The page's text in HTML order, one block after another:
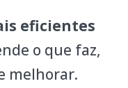
eficientes
o que faz,
melhorar.